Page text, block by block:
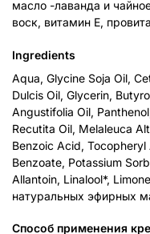
масло -лаванда и
воск, витамин Е,
Ingredients
Aqua, Glycine Soja Oil,
Dulcis Oil, Glycerin,
Angustifolia Oil,
Recutita Oil, Melaleuca
Benzoic Acid,
Benzoate, Potassium
Allantoin, Linalool*,
натуральных эфирных
Способ применения